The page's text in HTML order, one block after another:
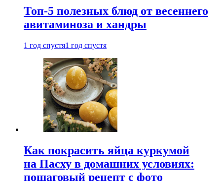
Топ-5 полезных блюд от весеннего
авитаминоза и хандры
1 год спустя1 год спустя
Как покрасить яйца куркумой
на Пасху в домашних условиях:
пошаговый рецепт с фото